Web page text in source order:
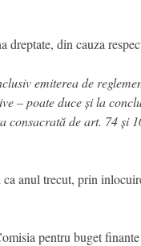
dreptate, din cauza
emiterea de
– poate duce și la
de art. 74 și
anul trecut, prin
pentru buget